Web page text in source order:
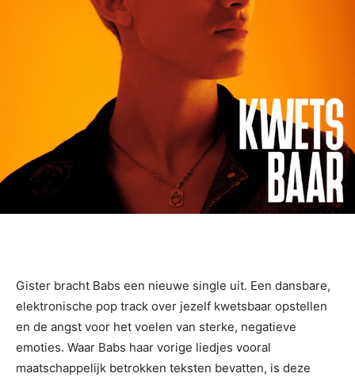
Gister bracht Babs een nieuwe single uit. Een dansbare,
elektronische pop track over jezelf kwetsbaar opstellen
en de angst voor het voelen van sterke, negatieve
emoties. Waar Babs haar vorige liedjes vooral
maatschappelijk betrokken teksten bevatten, is deze